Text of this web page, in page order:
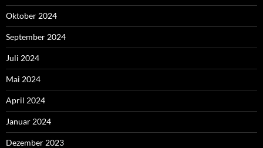
Oktober 2024
September 2024
Juli 2024
Mai 2024
April 2024
Januar 2024
Dezember 2023